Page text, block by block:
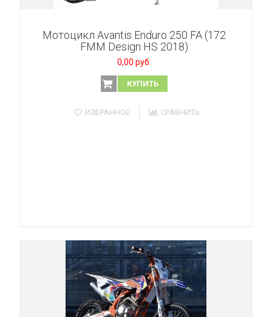
Мотоцикл Avantis Enduro 250 FA (172
FMM Design HS 2018)
0,00 руб.
КУПИТЬ
ИЗБРАННОЕ СРАВНИТЬ